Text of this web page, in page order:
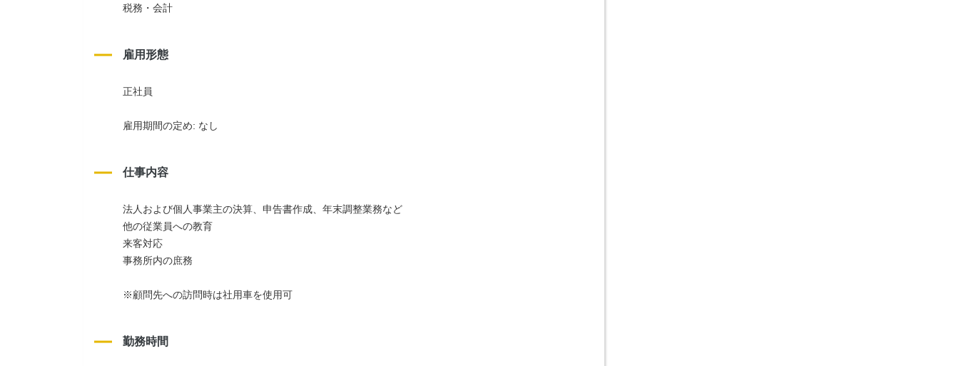
税務・会計
雇用形態
正社員
雇用期間の定め: なし
仕事内容
法人および個人事業主の決算、申告書作成、年末調整業務など
他の従業員への教育
来客対応
事務所内の庶務
※顧問先への訪問時は社用車を使用可
勤務時間